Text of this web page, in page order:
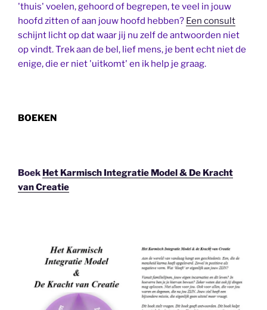
'thuis' voelen, gehoord of begrepen, te veel in jouw
hoofd zitten of aan jouw hoofd hebben? Een consult
schijnt licht op dat waar jij nu zelf de antwoorden niet
op vindt. Trek aan de bel, lief mens, je bent echt niet de
enige, die er niet 'uitkomt' en ik help je graag.
BOEKEN
Boek Het Karmisch Integratie Model & De Kracht
van Creatie